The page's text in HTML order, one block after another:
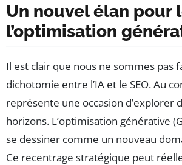
Un nouvel élan pour
l’optimisation
Il est clair que nous ne sommes pas
dichotomie entre l’IA et le SEO. Au
représente une occasion d’explorer
horizons. L’optimisation générative
se dessiner comme un nouveau
Ce recentrage stratégique peut